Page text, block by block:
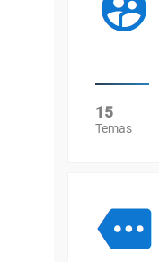
15
Temas